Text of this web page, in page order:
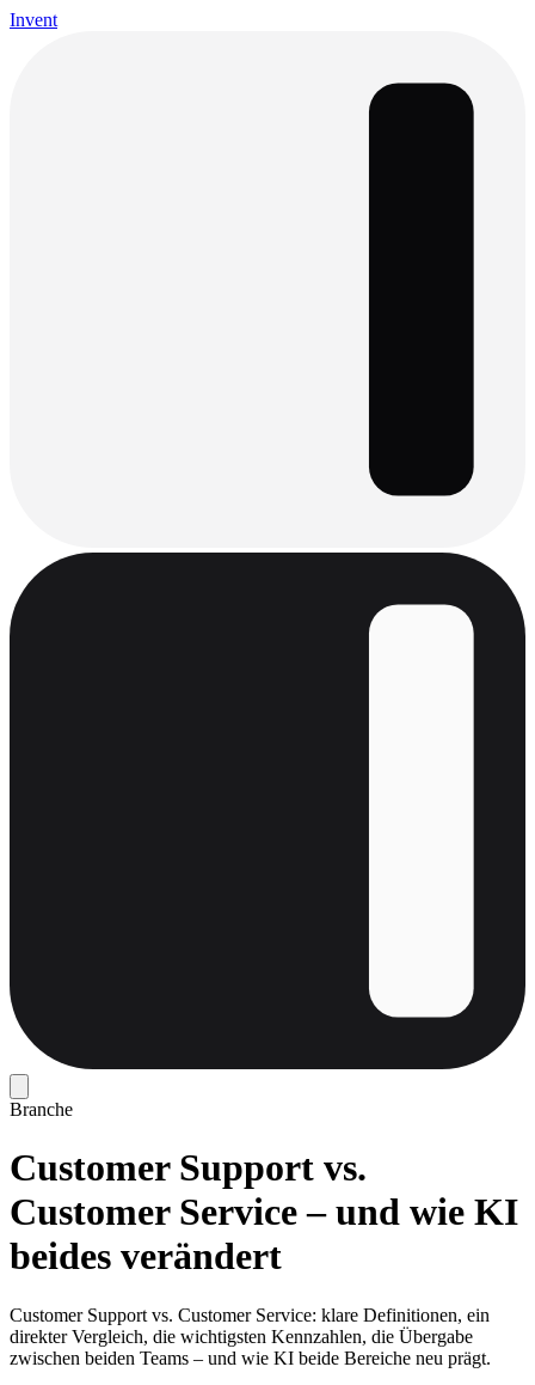
Invent
Branche
Customer Support vs.
Customer Service – und wie KI
beides verändert
Customer Support vs. Customer Service: klare Definitionen, ein
direkter Vergleich, die wichtigsten Kennzahlen, die Übergabe
zwischen beiden Teams – und wie KI beide Bereiche neu prägt.